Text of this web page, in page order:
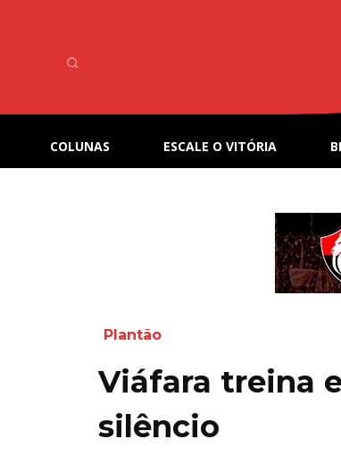
COLUNAS ESCALE O VITÓRIA
Plantão
Viáfara treina
silêncio